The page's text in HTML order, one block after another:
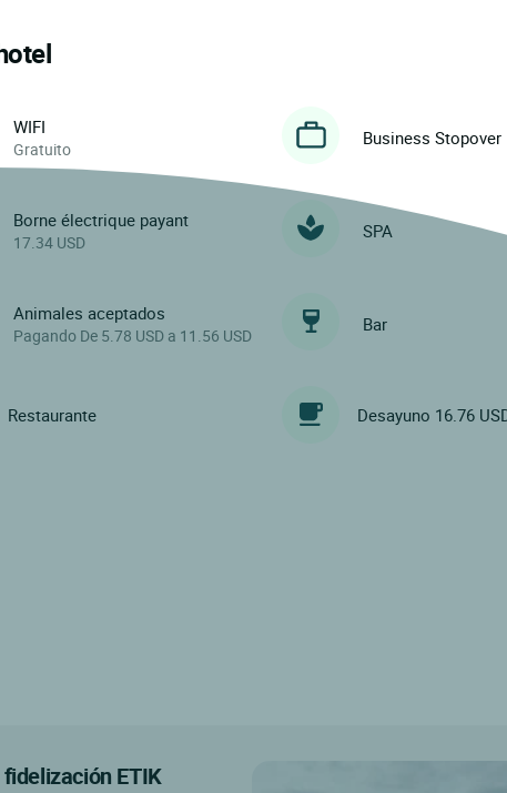
WIFI
Gratuito
Business Stopover
Borne électrique payant
17.34 USD
SPA
Animales aceptados
Pagando De 5.78 USD a 11.56 USD
Bar
Restaurante Desayuno 16.76
ETIK